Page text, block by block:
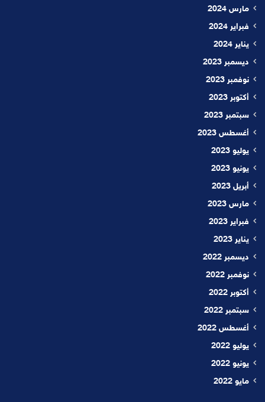
مارس 2024
فبراير 2024
يناير 2024
ديسمبر 2023
نوفمبر 2023
أكتوبر 2023
سبتمبر 2023
أغسطس 2023
يوليو 2023
يونيو 2023
أبريل 2023
مارس 2023
فبراير 2023
يناير 2023
ديسمبر 2022
نوفمبر 2022
أكتوبر 2022
سبتمبر 2022
أغسطس 2022
يوليو 2022
يونيو 2022
مايو 2022